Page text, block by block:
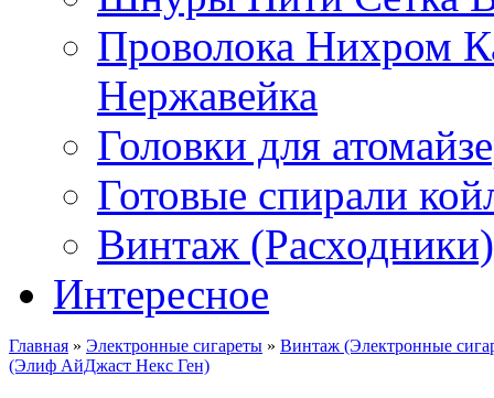
Проволока Нихром
Нержавейка
Головки для
Готовые спирали
Винтаж (Расходники)
Интересное
Главная » Электронные сигареты » Винтаж (Электронные
(Элиф АйДжаст Некс Ген)